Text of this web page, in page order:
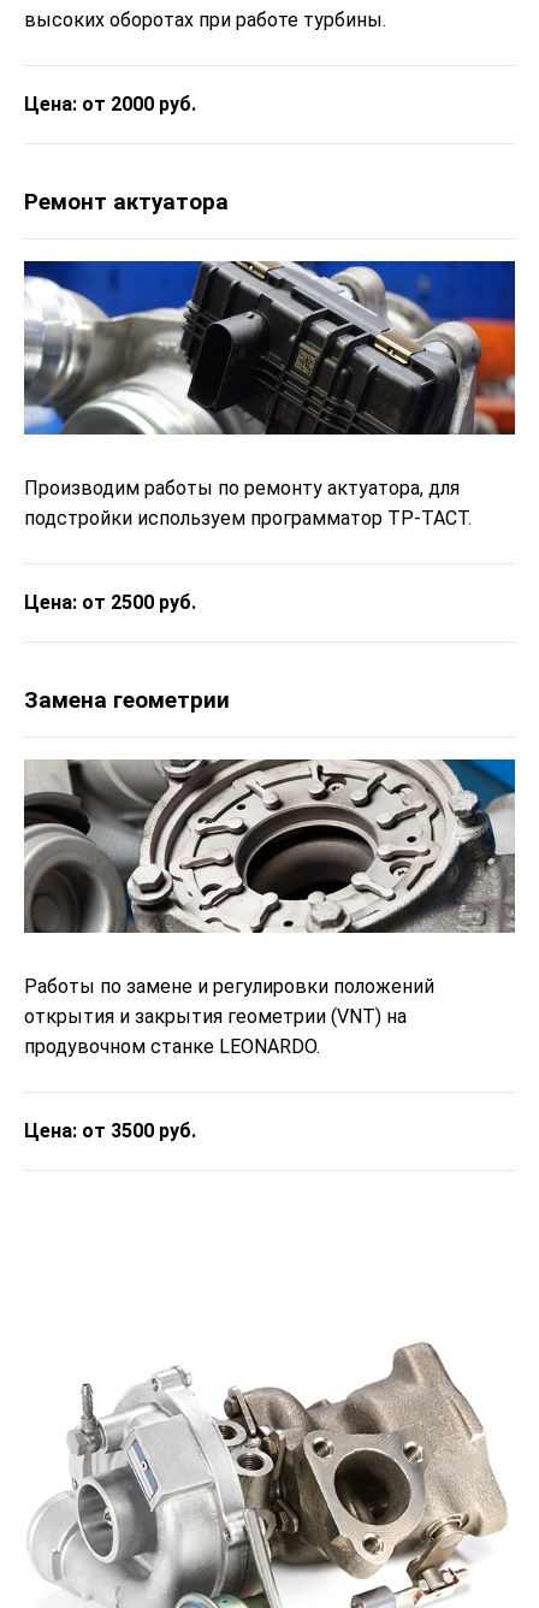
высоких оборотах при работе турбины.
Цена: от 2000 руб.
Ремонт актуатора
Производим работы по ремонту актуатора, для
подстройки используем программатор ТР-ТАСТ.
Цена: от 2500 руб.
Замена геометрии
Работы по замене и регулировки положений
открытия и закрытия геометрии (VNT) на
продувочном станке LEONARDO.
Цена: от 3500 руб.